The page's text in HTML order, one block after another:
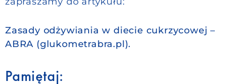
Zasady odżywiania w diecie cukrzycowej –
ABRA (glukometrabra.pl).
Pamiętaj: